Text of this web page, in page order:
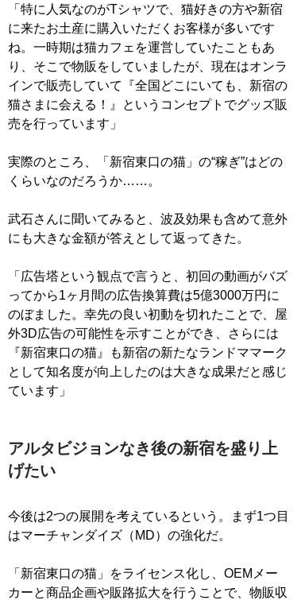
「特に人気なのがTシャツで、猫好きの方や新宿
に来たお土産に購入いただくお客様が多いです
ね。一時期は猫カフェを運営していたこともあ
り、そこで物販をしていましたが、現在はオンラ
インで販売していて『全国どこにいても、新宿の
猫さまに会える！』というコンセプトでグッズ販
売を行っています」
実際のところ、「新宿東口の猫」の“稼ぎ”はどの
くらいなのだろうか……。
武石さんに聞いてみると、波及効果も含めて意外
にも大きな金額が答えとして返ってきた。
「広告塔という観点で言うと、初回の動画がバズ
ってから1ヶ月間の広告換算費は5億3000万円に
のぼました。幸先の良い初動を切れたことで、屋
外3D広告の可能性を示すことができ、さらには
『新宿東口の猫』も新宿の新たなランドママーク
として知名度が向上したのは大きな成果だと感じ
ています」
アルタビジョンなき後の新宿を盛り上
げたい
今後は2つの展開を考えているという。まず1つ目
はマーチャンダイズ（MD）の強化だ。
「新宿東口の猫」をライセンス化し、OEMメー
カーと商品企画や販路拡大を行うことで、物販収